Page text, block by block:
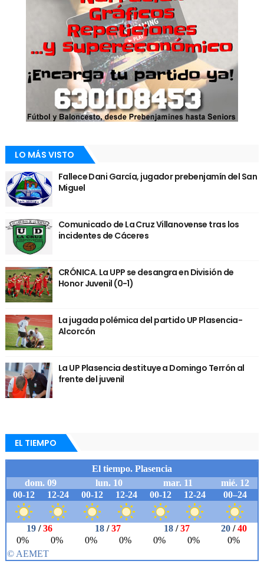
LO MÁS VISTO
Fallece Dani García, jugador prebenjamín del San
Miguel
Comunicado de La Cruz Villanovense tras los
incidentes de Cáceres
CRÓNICA. La UPP se desangra en División de
Honor Juvenil (0-1)
La jugada polémica del partido UP Plasencia-
Alcorcón
La UP Plasencia destituye a Domingo Terrón al
frente del juvenil
EL TIEMPO